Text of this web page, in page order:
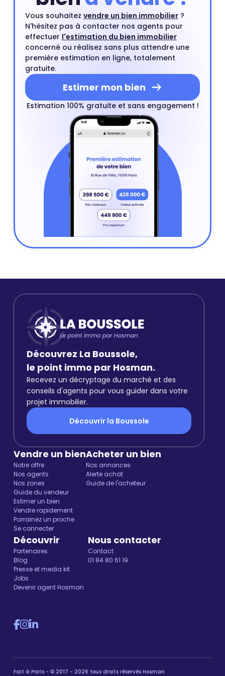
Vous souhaitez vendre un bien immobilier ?
N'hésitez pas à contacter nos agents pour
effectuer l'estimation du bien immobilier
concerné ou réalisez sans plus attendre une
première estimation en ligne, totalement
gratuite.
Estimer mon bien
Estimation 100% gratuite et sans engagement !
Découvrez La Boussole,
le point immo par Hosman.
Recevez un décryptage du marché et des
conseils d'agents pour vous guider dans votre
projet immobilier.
Découvrir la Boussole
Vendre un bien
Notre offre
Nos agents
Nos zones
Guide du vendeur
Estimer un bien
Vendre rapidement
Parrainez un proche
Se connecter
Acheter un bien
Nos annonces
Alerte achat
Guide de l'acheteur
Découvrir
Partenaires
Blog
Presse et media kit
Jobs
Devenir agent Hosman
Nous contacter
Contact
01 84 80 61 19
Fait à Paris - © 2017 - 2026 tous droits réservés Hosman